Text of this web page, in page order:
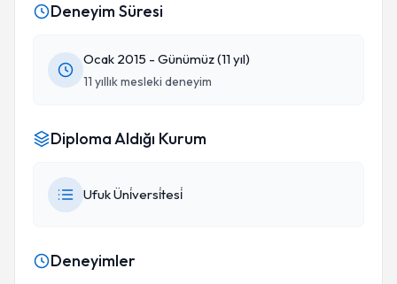
Deneyim Süresi
Ocak 2015 - Günümüz (11 yıl)
11 yıllık mesleki deneyim
Diploma Aldığı Kurum
Ufuk Üni̇versi̇tesi̇
Deneyimler